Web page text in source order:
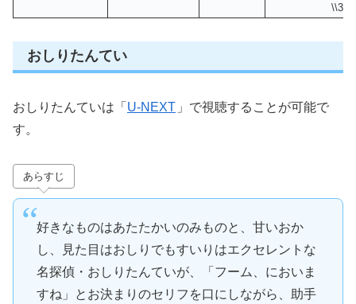
\\30
おしりたんてい
おしりたんていは「 U-NEXT 」で視聴することが可能で
す。
あらすじ
好きなものはあたたかいのみものと、甘いおか
し、見た目はおしりでもすいりはエクセレントな
名探偵・おしりたんていが、「フーム、においま
すね」とお決まりのセリフを口にしながら、助手